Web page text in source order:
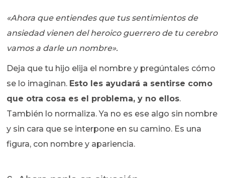
«Ahora que entiendes que tus sentimientos de
ansiedad vienen del heroico guerrero de tu cerebro
vamos a darle un nombre».
Deja que tu hijo elija el nombre y pregúntales cómo
se lo imaginan. Esto les ayudará a sentirse como
que otra cosa es el problema, y no ellos.
También lo normaliza. Ya no es ese algo sin nombre
y sin cara que se interpone en su camino. Es una
figura, con nombre y apariencia.